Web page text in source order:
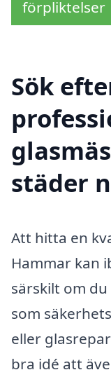
förpliktelser
Sök
städer
Att hitta en
Hammar kan
särskilt om
som
eller
bra idé att